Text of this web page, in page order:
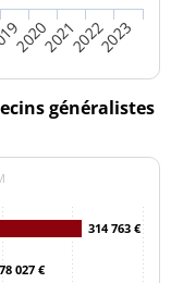
2020202120222023
généralistes
314 763 €
027 €